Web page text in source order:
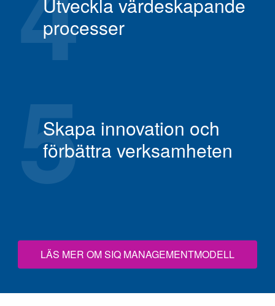
processer
5
Skapa innovation och
förbättra verksamheten
LÄS MER OM SIQ MANAGEMENTMODELL